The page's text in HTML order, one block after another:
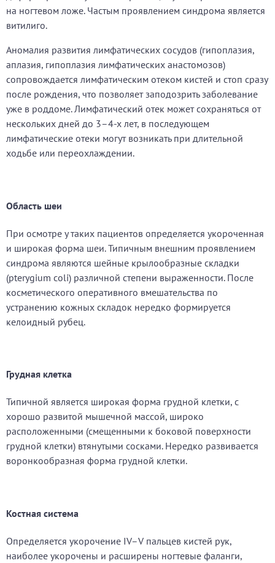
на ногтевом ложе. Частым проявлением синдрома является
витилиго.
Аномалия развития лимфатических сосудов (гипоплазия,
аплазия, гипоплазия лимфатических анастомозов)
сопровождается лимфатическим отеком кистей и стоп сразу
после рождения, что позволяет заподозрить заболевание
уже в роддоме. Лимфатический отек может сохраняться от
нескольких дней до 3–4-х лет, в последующем
лимфатические отеки могут возникать при длительной
ходьбе или переохлаждении.
Область шеи
При осмотре у таких пациентов определяется укороченная
и широкая форма шеи. Типичным внешним проявлением
синдрома являются шейные крылообразные складки
(pterygium coli) различной степени выраженности. После
косметического оперативного вмешательства по
устранению кожных складок нередко формируется
келоидный рубец.
Грудная клетка
Типичной является широкая форма грудной клетки, с
хорошо развитой мышечной массой, широко
расположенными (смещенными к боковой поверхности
грудной клетки) втянутыми сосками. Нередко развивается
воронкообразная форма грудной клетки.
Костная система
Определяется укорочение IV–V пальцев кистей рук,
наиболее укорочены и расширены ногтевые фаланги,